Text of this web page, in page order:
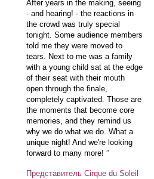
After years in the making, seeing
- and hearing! - the reactions in
the crowd was truly special
tonight. Some audience members
told me they were moved to
tears. Next to me was a family
with a young child sat at the edge
of their seat with their mouth
open through the finale,
completely captivated. Those are
the moments that become core
memories, and they remind us
why we do what we do. What a
unique night! And we're looking
forward to many more! ”
Представитель Cirque du Soleil